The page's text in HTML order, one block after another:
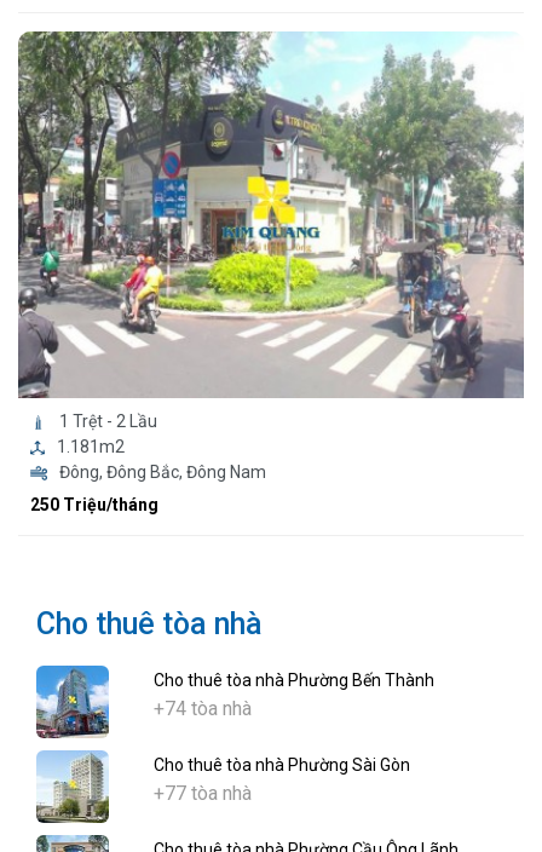
1 Trệt - 2 Lầu
1.181m2
Đông, Đông Bắc, Đông Nam
250 Triệu/tháng
Cho thuê tòa nhà
Cho thuê tòa nhà Phường Bến Thành
+74 tòa nhà
Cho thuê tòa nhà Phường Sài Gòn
+77 tòa nhà